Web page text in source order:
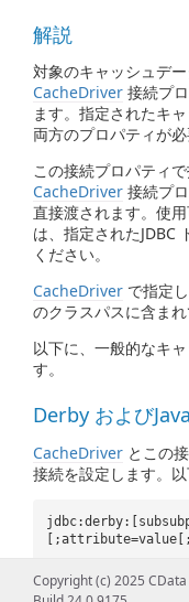
解説
対象のキャッシュデ
CacheDriver 接続プ
ます。指定されたキ
両方のプロパティが必
この接続プロパティ
CacheDriver 接続プ
直接渡されます。使
は、指定されたJDBC
ください。
CacheDriver で指定
のクラスパスに含ま
以下に、一般的なキ
す。
Derby および
CacheDriver とこの
接続を設定します。以
例えば、インメモリ
Copyright (c) 2025